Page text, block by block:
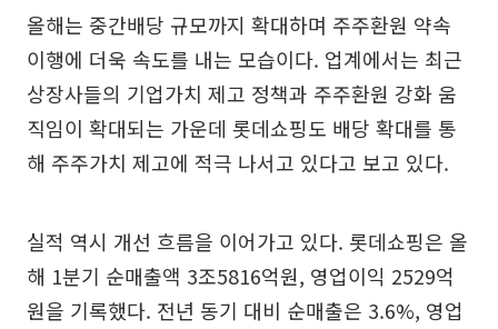
올해는 중간배당 규모까지 확대하며 주주환원 약속
이행에 더욱 속도를 내는 모습이다. 업계에서는 최근
상장사들의 기업가치 제고 정책과 주주환원 강화 움
직임이 확대되는 가운데 롯데쇼핑도 배당 확대를 통
해 주주가치 제고에 적극 나서고 있다고 보고 있다.
실적 역시 개선 흐름을 이어가고 있다. 롯데쇼핑은 올
해 1분기 순매출액 3조5816억원, 영업이익 2529억
원을 기록했다. 전년 동기 대비 순매출은 3.6%, 영업